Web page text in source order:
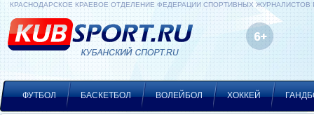
КРАСНОДАРСКОЕ КРАЕВОЕ ОТДЕЛЕНИЕ ФЕДЕРАЦИИ СПОРТИВНЫХ ЖУРНАЛИСТОВ
ФУТБОЛ БАСКЕТБОЛ ВОЛЕЙБОЛ ХОККЕЙ